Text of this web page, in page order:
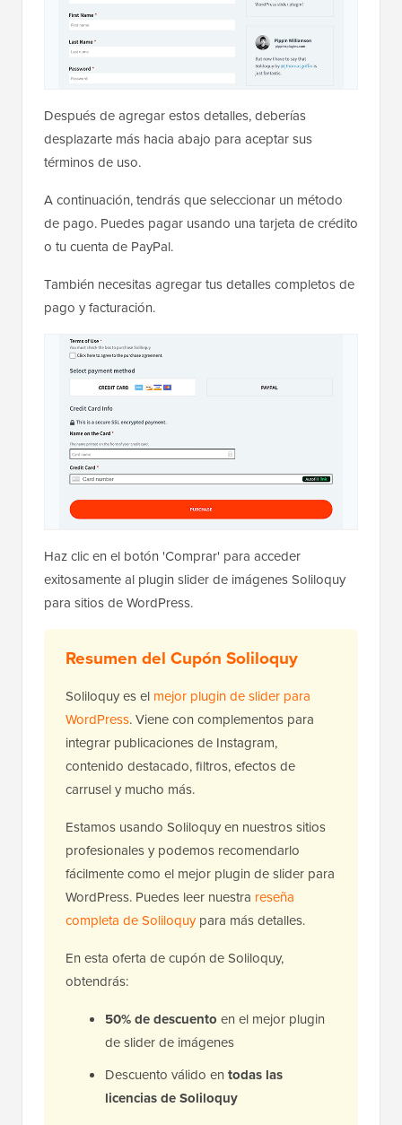
Después de agregar estos detalles, deberías
desplazarte más hacia abajo para aceptar sus
términos de uso.
A continuación, tendrás que seleccionar un método
de pago. Puedes pagar usando una tarjeta de crédito
o tu cuenta de PayPal.
También necesitas agregar tus detalles completos de
pago y facturación.
Haz clic en el botón 'Comprar' para acceder
exitosamente al plugin slider de imágenes Soliloquy
para sitios de WordPress.
Resumen del Cupón Soliloquy
Soliloquy es el mejor plugin de slider para
WordPress. Viene con complementos para
integrar publicaciones de Instagram,
contenido destacado, filtros, efectos de
carrusel y mucho más.
Estamos usando Soliloquy en nuestros sitios
profesionales y podemos recomendarlo
fácilmente como el mejor plugin de slider para
WordPress. Puedes leer nuestra reseña
completa de Soliloquypara más detalles.
En esta oferta de cupón de Soliloquy,
obtendrás:
50% de descuento en el mejor plugin
de slider de imágenes
Descuento válido en todas las
licencias de Soliloquy